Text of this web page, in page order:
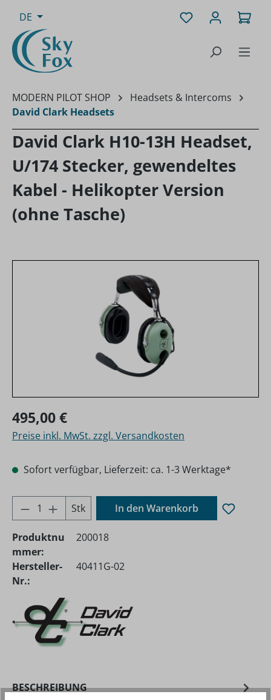
Zum Hauptinhalt springen
DE Du hast 0
MODERN PILOT SHOP
Headsets & Intercoms
David Clark Headsets
David Clark H10-13H Headset,
U/174 Stecker, gewendeltes
Kabel - Helikopter Version
(ohne Tasche)
Regulärer Preis:
495,00 €
Preise inkl. MwSt. zzgl. Versandkosten
Sofort verfügbar, Lieferzeit: ca. 1-3 Werktage*
Produkt Anzahl: Gib den gewünschten
Stk In den Warenkorb
Produktnu
mmer:
200018
Hersteller-
Nr.:
40411G-02
BESCHREIBUNG